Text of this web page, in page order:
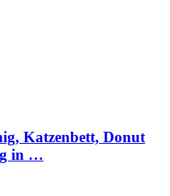
Katzenbett, Donut
in …